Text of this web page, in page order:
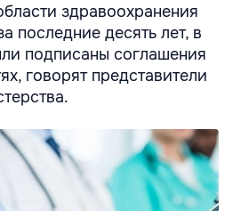
здравоохранения
последние десять лет, в
подписаны соглашения
говорят представители